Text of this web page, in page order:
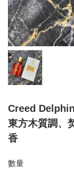
Creed
東方木質調、
香
數量